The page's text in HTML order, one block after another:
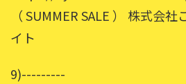
（ SUMMER SALE ） 株式会
イト
9)---------